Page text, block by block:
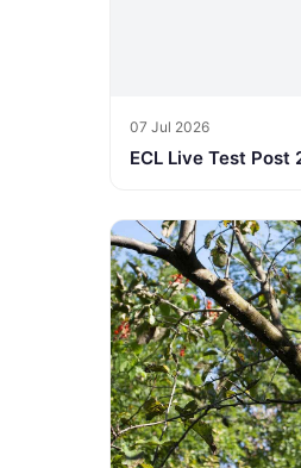
07 Jul 2026
ECL Live Test